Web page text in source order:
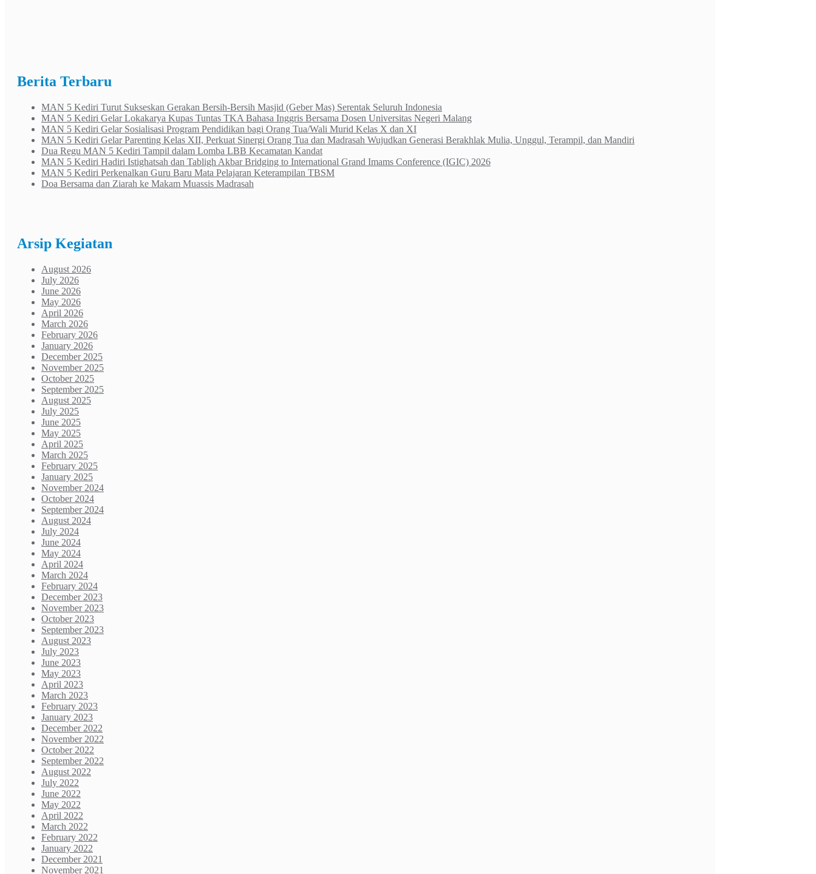
Berita Terbaru
MAN 5 Kediri Turut Sukseskan Gerakan Bersih-Bersih Masjid (Geber Mas) Serentak Seluruh Indonesia
MAN 5 Kediri Gelar Lokakarya Kupas Tuntas TKA Bahasa Inggris Bersama Dosen Universitas Negeri Malang
MAN 5 Kediri Gelar Sosialisasi Program Pendidikan bagi Orang Tua/Wali Murid Kelas X dan XI
MAN 5 Kediri Gelar Parenting Kelas XII, Perkuat Sinergi Orang Tua dan Madrasah Wujudkan Generasi Berakhlak Mulia, Unggul, Terampil, dan Mandiri
Dua Regu MAN 5 Kediri Tampil dalam Lomba LBB Kecamatan Kandat
MAN 5 Kediri Hadiri Istighatsah dan Tabligh Akbar Bridging to International Grand Imams Conference (IGIC) 2026
MAN 5 Kediri Perkenalkan Guru Baru Mata Pelajaran Keterampilan TBSM
Doa Bersama dan Ziarah ke Makam Muassis Madrasah
Arsip Kegiatan
August 2026
July 2026
June 2026
May 2026
April 2026
March 2026
February 2026
January 2026
December 2025
November 2025
October 2025
September 2025
August 2025
July 2025
June 2025
May 2025
April 2025
March 2025
February 2025
January 2025
November 2024
October 2024
September 2024
August 2024
July 2024
June 2024
May 2024
April 2024
March 2024
February 2024
December 2023
November 2023
October 2023
September 2023
August 2023
July 2023
June 2023
May 2023
April 2023
March 2023
February 2023
January 2023
December 2022
November 2022
October 2022
September 2022
August 2022
July 2022
June 2022
May 2022
April 2022
March 2022
February 2022
January 2022
December 2021
November 2021